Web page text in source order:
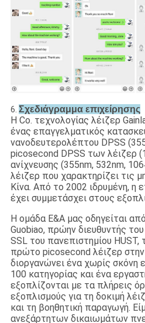
6. Σχεδιάγραμμα επιχείρησης
Η Co. τεχνολογίας λέιζερ
ένας επαγγελματικός
νανοδευτερολέπτου DPSS
picosecond DPSS των λέιζερ
ανίχνευσης (355nm, 532nm,
λέιζερ που χαρακτηρίζει τις
Κίνα. Από το 2002 ιδρυμένη, η
έχει συμμετάσχει στους
Η ομάδα Ε&Α μας οδηγείται
Guobiao, πρώην διευθυντής
SSL του πανεπιστημίου
πρώτο picosecond λέιζερ στην
διοργανώνει ένα χωρίς σκόνη
100 κατηγορίας και ένα
εξοπλίζονται με τα πλήρεις
εξοπλισμούς για τη δοκιμή
και τη βοηθητική παραγωγή.
ανεξάρτητων δικαιωμάτων